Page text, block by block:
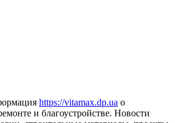
https://vitamax.dp.ua о
и благоустройстве. Новости